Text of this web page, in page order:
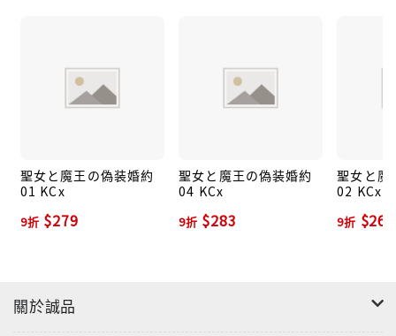
聖女と魔王の偽装婚約
01 KCx
9折 $279
聖女と魔王の偽装婚約
04 KCx
9折 $283
聖女と魔
02 KCx
9折 $265
關於誠品